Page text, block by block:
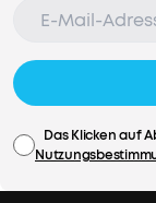
Das Klicken auf